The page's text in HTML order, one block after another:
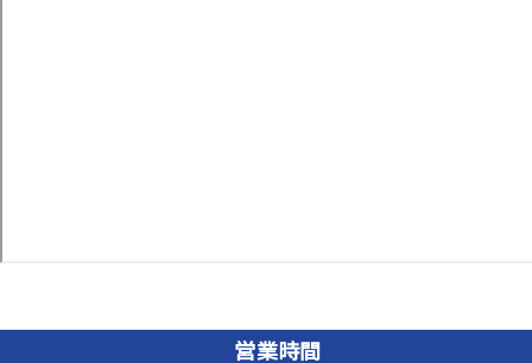
営業時間